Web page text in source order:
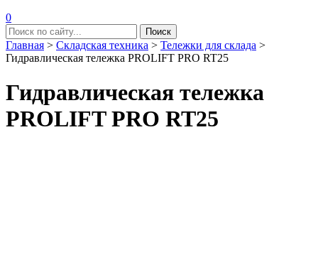
0
Главная > Складская техника > Тележки для склада >
Гидравлическая тележка PROLIFT PRO RT25
Гидравлическая тележка
PROLIFT PRO RT25